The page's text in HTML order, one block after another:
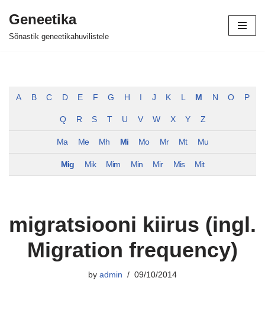
Skip
Geneetika
Sõnastik geneetikahuvilistele
A B C D E F G H J K L M N O P
Q R S T U V W X Y Z
Ma Me Mh Mi Mo Mr Mt Mu
Mig Mik Mim Min Mir Mis Mit
migratsiooni kiirus (ingl.
Migration frequency)
by admin 09/10/2014